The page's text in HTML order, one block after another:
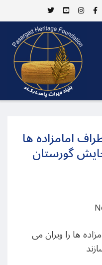
امامزاده ها
گورستان
ها را ویران می